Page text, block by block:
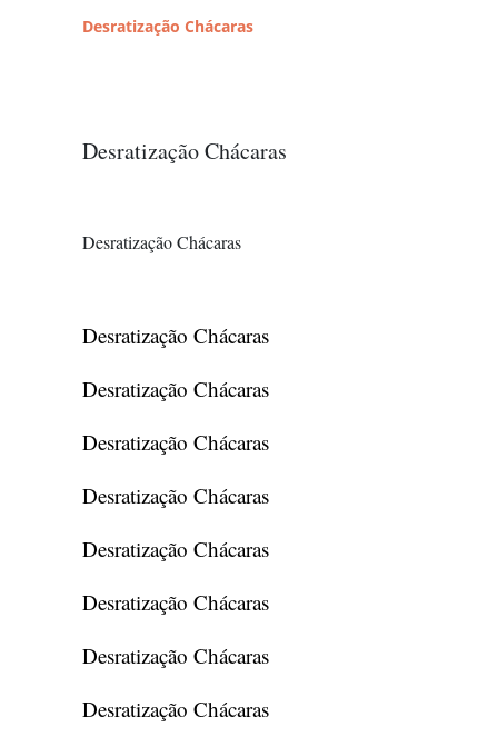
Desratização Chácaras
Desratização Chácaras
Desratização Chácaras
Desratização Chácaras
Desratização Chácaras
Desratização Chácaras
Desratização Chácaras
Desratização Chácaras
Desratização Chácaras
Desratização Chácaras
Desratização Chácaras